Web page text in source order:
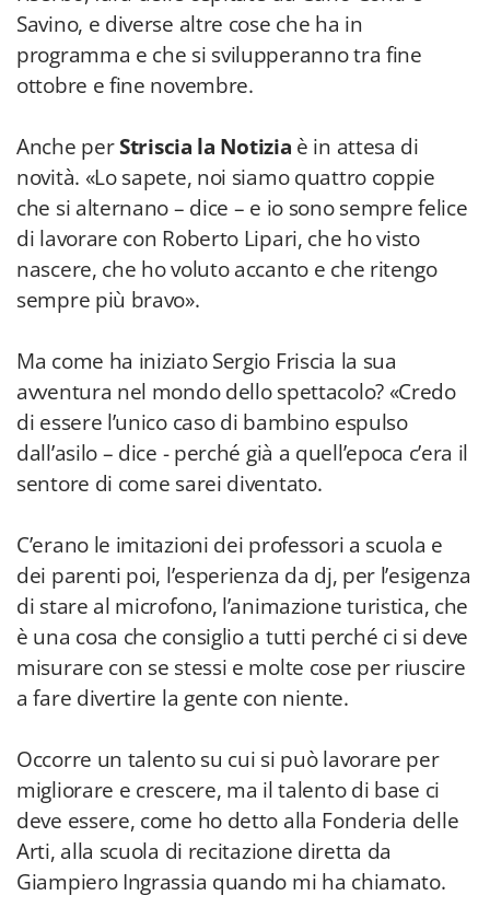
Savino, e diverse altre cose che ha in
programma e che si svilupperanno tra fine
ottobre e fine novembre.
Anche perStriscia la Notizia è in attesa di
novità. «Lo sapete, noi siamo quattro coppie
che si alternano – dice – e io sono sempre felice
di lavorare con Roberto Lipari, che ho visto
nascere, che ho voluto accanto e che ritengo
sempre più bravo».
Ma come ha iniziato Sergio Friscia la sua
avventura nel mondo dello spettacolo? «Credo
di essere l’unico caso di bambino espulso
dall’asilo – dice - perché già a quell’epoca c’era il
sentore di come sarei diventato.
C’erano le imitazioni dei professori a scuola e
dei parenti poi, l’esperienza da dj, per l’esigenza
di stare al microfono, l’animazione turistica, che
è una cosa che consiglio a tutti perché ci si deve
misurare con se stessi e molte cose per riuscire
a fare divertire la gente con niente.
Occorre un talento su cui si può lavorare per
migliorare e crescere, ma il talento di base ci
deve essere, come ho detto alla Fonderia delle
Arti, alla scuola di recitazione diretta da
Giampiero Ingrassia quando mi ha chiamato.